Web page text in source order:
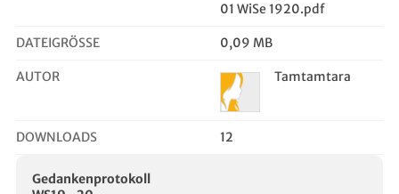
01 WiSe 1920.pdf
DATEIGRÖSSE 0,09 MB
AUTOR Tamtamtara
DOWNLOADS 12
Gedankenprotokoll